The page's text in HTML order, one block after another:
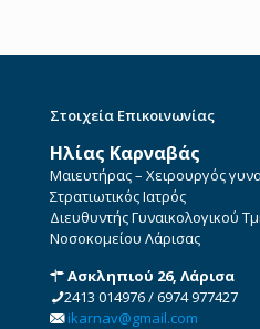
Στοιχεία Επικοινωνίας
Ηλίας Καρναβάς
Μαιευτήρας – Χειρουργός
Στρατιωτικός Ιατρός
Διευθυντής Γυναικολογικού
Νοσοκομείου Λάρισας
Ασκληπιού 26, Λάρισα
2413 014976/6974 977427
ikarnav@gmail.com